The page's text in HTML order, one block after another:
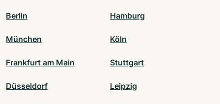
Berlin Hamburg
München Köln
Frankfurt am Main Stuttgart
Düsseldorf Leipzig